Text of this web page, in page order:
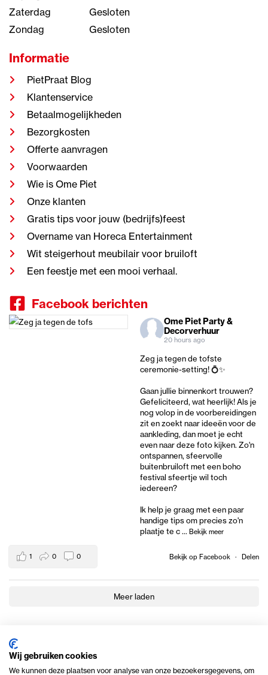
Zaterdag
Gesloten
Zondag
Gesloten
Informatie
PietPraat Blog
Klantenservice
Betaalmogelijkheden
Bezorgkosten
Offerte aanvragen
Voorwaarden
Wie is Ome Piet
Onze klanten
Gratis tips voor jouw (bedrijfs)feest
Overname van Horeca Entertainment
Wit steigerhout meubilair voor bruiloft
Een feestje met een mooi verhaal.
Facebook berichten
Ome Piet Party &
Decorverhuur
20 hours ago
Zeg ja tegen de tofste
ceremonie-setting! 💍✨
Gaan jullie binnenkort trouwen?
Gefeliciteerd, wat heerlijk! Als je
nog volop in de voorbereidingen
zit en zoekt naar ideeën voor de
aankleding, dan moet je echt
even naar deze foto kijken. Zo'n
ontspannen, sfeervolle
buitenbruiloft met een boho
festival sfeertje wil toch
iedereen?
Ik help je graag met een paar
handige tips om precies zo'n
plaatje te c... Bekijk meer
Bekijk op Facebook · Delen
1 0 0
Meer laden
Wij gebruiken cookies
We kunnen deze plaatsen voor analyse van onze bezoekersgegevens, om